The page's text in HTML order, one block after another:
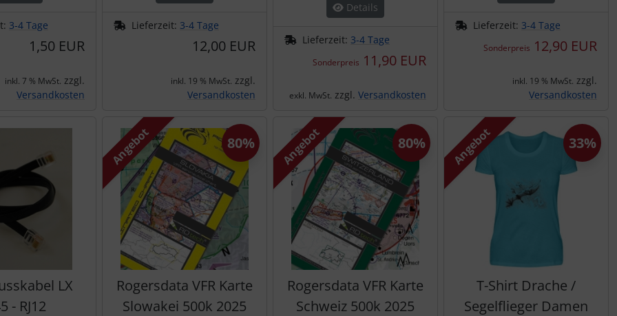
3-4 Tage
1,50 EUR
inkl. 7 % MwSt. zzgl.
Versandkosten
Lieferzeit: 3-4 Tage
12,00 EUR
inkl. 19 % MwSt. zzgl.
Versandkosten
Details
Lieferzeit: 3-4 Tage
Sonderpreis 11,90 EUR
exkl. MwSt. zzgl. Versandkosten
Lieferzeit: 3-4 Tage
Sonderpreis 12,90 EUR
inkl. 19 % MwSt. zzgl.
Versandkosten
LX
- RJ12
Angebot
Rogersdata VFR Karte
Slowakei 500k 2025
80% Angebot
Rogersdata VFR Karte
Schweiz 500k 2025
80% Angebot
T-Shirt Drache /
Segelflieger Damen
33%